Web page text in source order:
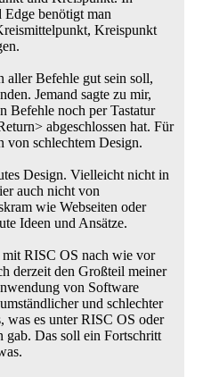
benötigt man
Kreispunkt
aller Befehle gut sein soll,
Jemand sagte zu mir,
Befehle noch per Tastatur
abgeschlossen hat. Für
von schlechtem Design.
Design. Vielleicht nicht in
auch nicht von
wie Webseiten oder
Ideen und Ansätze.
RISC OS nach wie vor
derzeit den Großteil meiner
von Software
und schlechter
was es unter RISC OS oder
gab. Das soll ein Fortschritt